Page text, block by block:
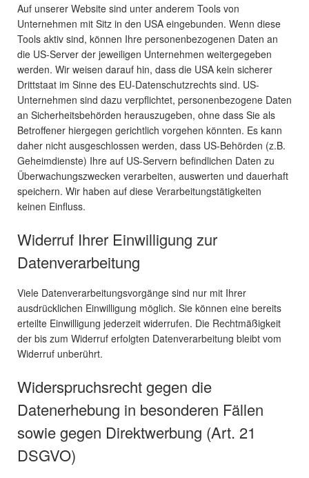
Auf unserer Website sind unter anderem Tools von
Unternehmen mit Sitz in den USA eingebunden. Wenn diese
Tools aktiv sind, können Ihre personenbezogenen Daten an
die US-Server der jeweiligen Unternehmen weitergegeben
werden. Wir weisen darauf hin, dass die USA kein sicherer
Drittstaat im Sinne des EU-Datenschutzrechts sind. US-
Unternehmen sind dazu verpflichtet, personenbezogene Daten
an Sicherheitsbehörden herauszugeben, ohne dass Sie als
Betroffener hiergegen gerichtlich vorgehen könnten. Es kann
daher nicht ausgeschlossen werden, dass US-Behörden (z.B.
Geheimdienste) Ihre auf US-Servern befindlichen Daten zu
Überwachungszwecken verarbeiten, auswerten und dauerhaft
speichern. Wir haben auf diese Verarbeitungstätigkeiten
keinen Einfluss.
Widerruf Ihrer Einwilligung zur
Datenverarbeitung
Viele Datenverarbeitungsvorgänge sind nur mit Ihrer
ausdrücklichen Einwilligung möglich. Sie können eine bereits
erteilte Einwilligung jederzeit widerrufen. Die Rechtmäßigkeit
der bis zum Widerruf erfolgten Datenverarbeitung bleibt vom
Widerruf unberührt.
Widerspruchsrecht gegen die
Datenerhebung in besonderen Fällen
sowie gegen Direktwerbung (Art. 21
DSGVO)